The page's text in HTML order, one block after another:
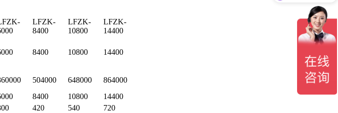
LFZK-
8400
LFZK-
10800
LFZK-
14400
8400 10800 14400
504000 648000
864000
8400 10800
14400
420 540
720
可以介绍下你们的产品么